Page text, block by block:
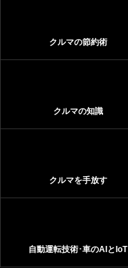
クルマの節約術
クルマの知識
クルマを手放す
自動運転技術･車のAIとIoT